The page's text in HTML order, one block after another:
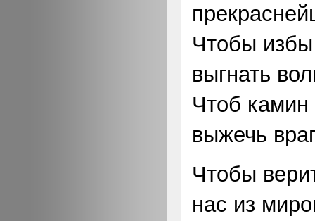
Чтобы избы
выгнать
Чтоб камин
выжечь
Чтобы
нас из